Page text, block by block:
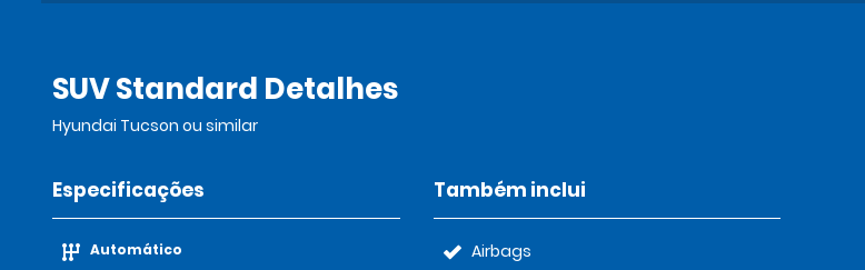
SUV Standard Detalhes
Hyundai Tucson ou similar
Especificações
Automático
Também inclui
Airbags